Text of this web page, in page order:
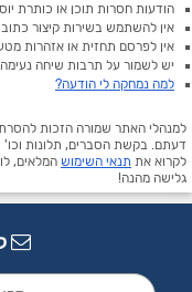
הודעות חסרות תוכן או כותרת
אין להשתמש בשירות קיצור
אין לפרסם תחזית או אזהרות
יש לשמור על תרבות שיחה נעימה
למה נמחקה לי הודעה?
למנהלי האתר שמורה הזכות
דעתם. בקשת הסברים, תלונות
לקרוא את תנאי השימוש המלאים,
גלישה מהנה!